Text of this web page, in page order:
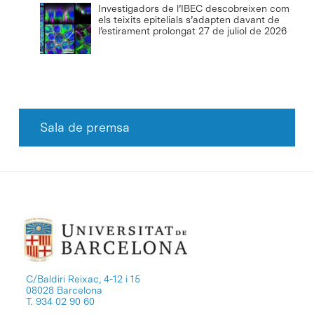
Investigadors de l’IBEC descobreixen com
els teixits epitelials s’adapten davant de
l’estirament prolongat 27 de juliol de 2026
Sala de premsa
C/Baldiri Reixac, 4-12 i 15
08028 Barcelona
T. 934 02 90 60